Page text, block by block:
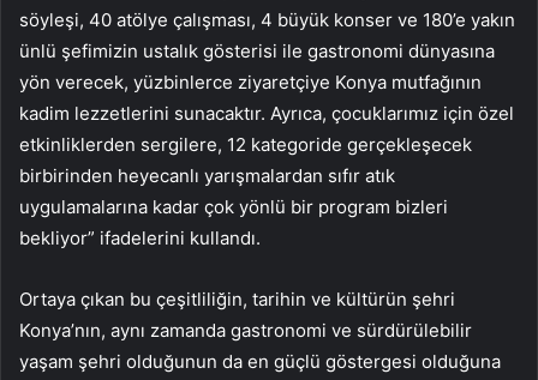
söyleşi, 40 atölye çalışması, 4 büyük konser ve 180’e yakın
ünlü şefimizin ustalık gösterisi ile gastronomi dünyasına
yön verecek, yüzbinlerce ziyaretçiye Konya mutfağının
kadim lezzetlerini sunacaktır. Ayrıca, çocuklarımız için özel
etkinliklerden sergilere, 12 kategoride gerçekleşecek
birbirinden heyecanlı yarışmalardan sıfır atık
uygulamalarına kadar çok yönlü bir program bizleri
bekliyor” ifadelerini kullandı.
Ortaya çıkan bu çeşitliliğin, tarihin ve kültürün şehri
Konya’nın, aynı zamanda gastronomi ve sürdürülebilir
yaşam şehri olduğunun da en güçlü göstergesi olduğuna